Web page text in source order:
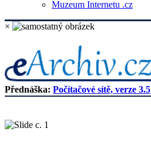
Muzeum Internetu .cz
×
Přednáška: Počítačové sítě, verze 3.5